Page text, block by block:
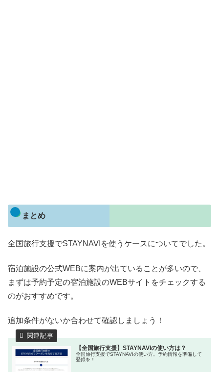
まとめ
全国旅行支援でSTAYNAVIを使うケースについてでした。
宿泊施設の公式WEBに案内が出ていることが多いので、
まずは予約予定の宿泊施設のWEBサイトをチェックする
のがおすすめです。
追加条件がないか合わせて確認しましょう！
【全国旅行支援】STAYNAVIの使い方は？
全国旅行支援でSTAYNAVIの使い方。予約情報を準備して
登録を！